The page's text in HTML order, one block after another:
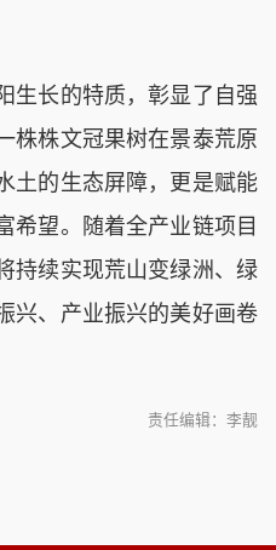
长的特质，彰显了自强
株株文冠果树在景泰荒原
土的生态屏障，更是赋能
希望。随着全产业链项目
持续实现荒山变绿洲、绿
兴、产业振兴的美好画卷
责任编辑：李靓